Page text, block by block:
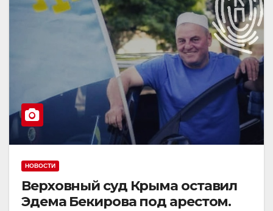
НОВОСТИ
Верховный суд Крыма оставил
Эдема Бекирова под арестом.